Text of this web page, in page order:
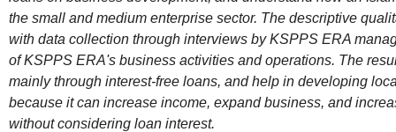
the small and medium enterprise sector. The descriptive
with data collection through interviews by KSPPS ERA
of KSPPS ERA's business activities and operations. The
mainly through interest-free loans, and help in developing
because it can increase income, expand business, and
without considering loan interest.